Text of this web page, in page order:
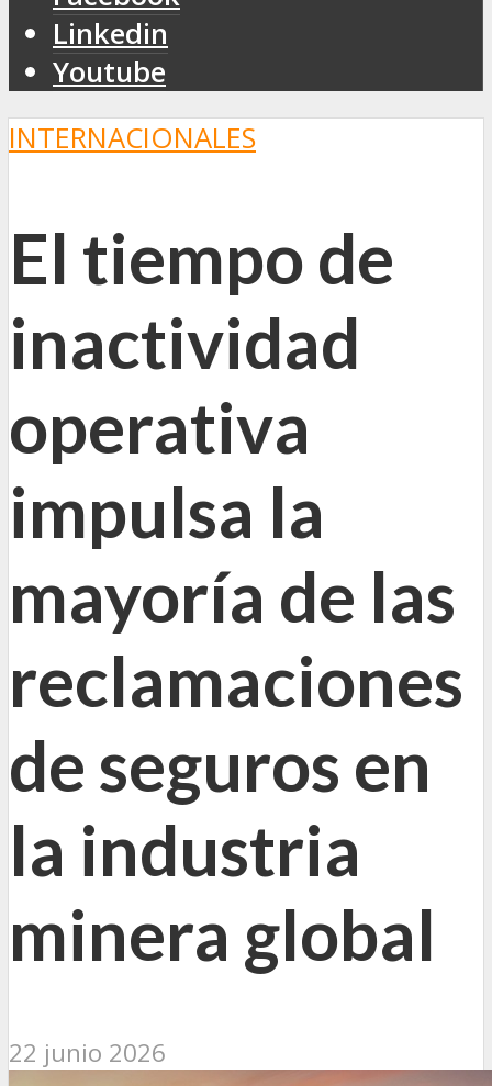
Linkedin
Youtube
INTERNACIONALES
El tiempo de
inactividad
operativa
impulsa la
mayoría de las
reclamaciones
de seguros en
la industria
minera global
22 junio 2026